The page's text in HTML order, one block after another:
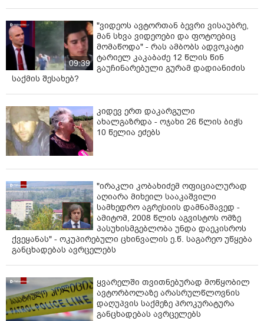
09:39
"ვიდეოს ავტორთან ბევრი ვისაუბრე,
მან სხვა ვიდეოები და ფოტოებიც
მომაწოდა" - რას ამბობს ადვოკატი
ტარიელ კაკაბაძე 12 წლის წინ
გაუჩინარებული გურამ დადიანიძის
საქმის შესახებ?
კიდევ ერთ დაკარგული
ახალგაზრდა - ოჯახი 26 წლის ბიჭს
10 წელია ეძებს
"ირაკლი კობახიძემ ოფიციალურად
აღიარა მიხეილ სააკაშვილი
სამხედრო აგრესიის დამნაშავედ -
ამიტომ, 2008 წლის აგვისტოს ომზე
პასუხისმგებლობა უნდა დაეკისროს
ქვეყანას" - ოკუპირებული ცხინვალის ე.წ. საგარეო უწყება
განცხადებას ავრცელებს
ყვარელში თვითნებურად მოწყობილ
ავტორბოლაზე არასრულწლოვნის
დაღუპვის საქმეზე პროკურატურა
განცხადებას ავრცელებს